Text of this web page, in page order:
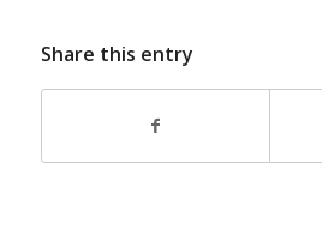
Share this entry